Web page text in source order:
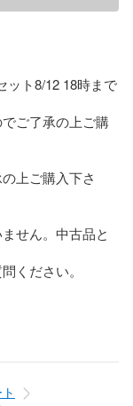
ット8/12 18時まで
ご了承の上ご購
上ご購入下さ
せん。中古品と
ください。